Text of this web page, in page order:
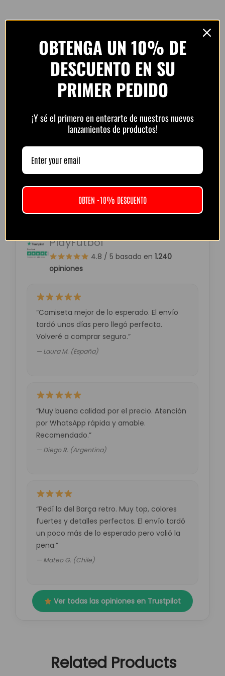
Pago 100% Seguro
Aceptamos los métodos de pago más seguros del
Pay Pay
Compra protegida con cifrado SSL.
PlayFutbol
4.8 / 5 basado en 1.240
opiniones
“Camiseta mejor de lo esperado. El envío
tardó unos días pero llegó perfecta.
Volveré a comprar seguro.”
— Laura M. (España)
“Muy buena calidad por el precio. Atención
por WhatsApp rápida y amable.
Recomendado.”
— Diego R. (Argentina)
“Pedí la del Barça retro. Muy top, colores
fuertes y detalles perfectos. El envío tardó
un poco más de lo esperado pero valió la
pena.”
— Mateo G. (Chile)
Ver todas las opiniones en Trustpilot
Related Products
OBTENGA UN 10% DE
DESCUENTO EN SU
PRIMER PEDIDO
¡Y sé el primero en enterarte de nuestros nuevos
lanzamientos de productos!
OBTEN -10% DESCUENTO